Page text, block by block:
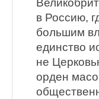
в Россию,
большим
единство
не
орден